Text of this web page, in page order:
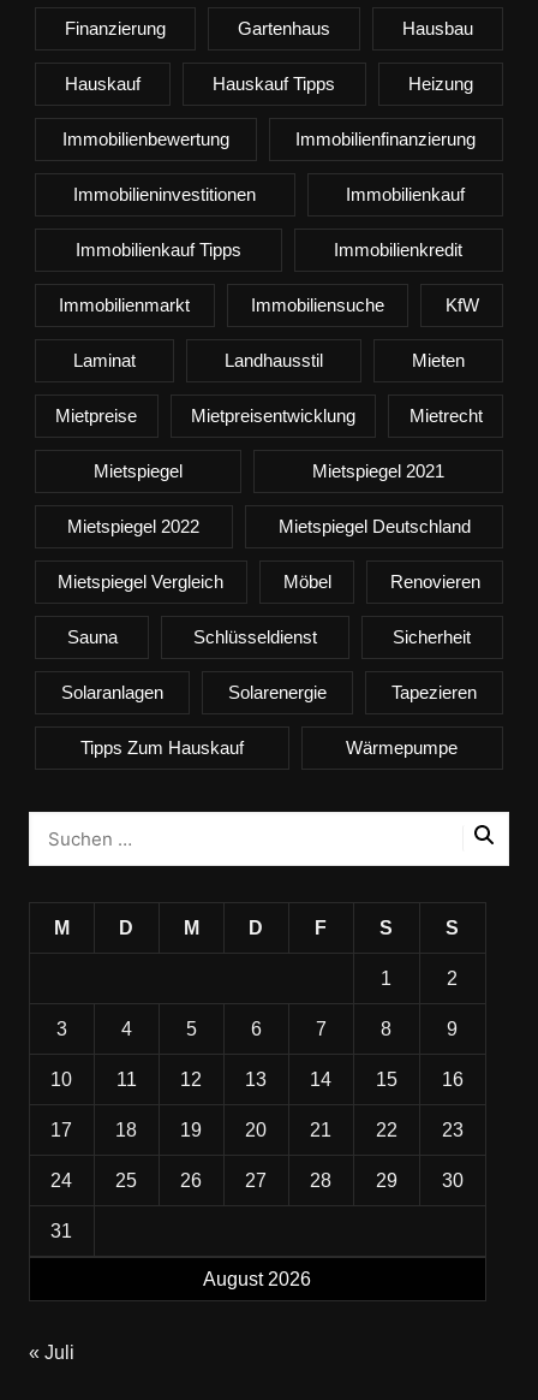
Finanzierung Gartenhaus Hausbau
Hauskauf Hauskauf Tipps Heizung
Immobilienbewertung Immobilienfinanzierung
Immobilieninvestitionen Immobilienkauf
Immobilienkauf Tipps Immobilienkredit
Immobilienmarkt Immobiliensuche KfW
Laminat Landhausstil Mieten
Mietpreise Mietpreisentwicklung Mietrecht
Mietspiegel Mietspiegel 2021
Mietspiegel 2022 Mietspiegel Deutschland
Mietspiegel Vergleich Möbel Renovieren
Sauna Schlüsseldienst Sicherheit
Solaranlagen Solarenergie Tapezieren
Tipps Zum Hauskauf Wärmepumpe
August 2026
M D M D F S S
1 2
3 4 5 6 7 8 9
10 11 12 13 14 15 16
17 18 19 20 21 22 23
24 25 26 27 28 29 30
31
« Juli